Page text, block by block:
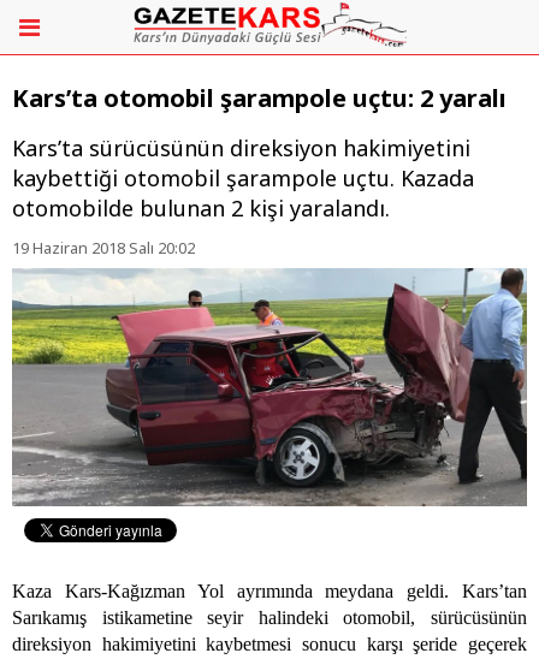
Kars’ta otomobil şarampole uçtu: 2 yaralı
​​​​​​​Kars’ta sürücüsünün direksiyon hakimiyetini
kaybettiği otomobil şarampole uçtu. Kazada
otomobilde bulunan 2 kişi yaralandı.
19 Haziran 2018 Salı 20:02
Kaza Kars-Kağızman Yol ayrımında meydana geldi. Kars’tan
Sarıkamış istikametine seyir halindeki otomobil, sürücüsünün
direksiyon hakimiyetini kaybetmesi sonucu karşı şeride geçerek